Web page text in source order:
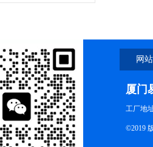
网
厦门
工厂地
©2019